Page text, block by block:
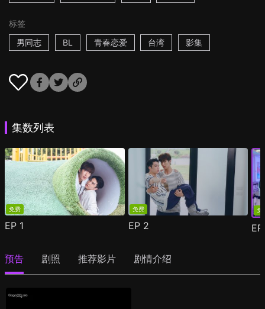
标签
男同志
BL 青春恋爱 台湾 影集
集数列表
免费
EP 1
免费
EP 2
免
预告 剧照 推荐影片 剧情介绍